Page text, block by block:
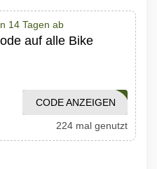
14 Tagen ab
auf alle Bike
GS22-10PLCBIKE
CODE ANZEIGEN
224 mal genutzt